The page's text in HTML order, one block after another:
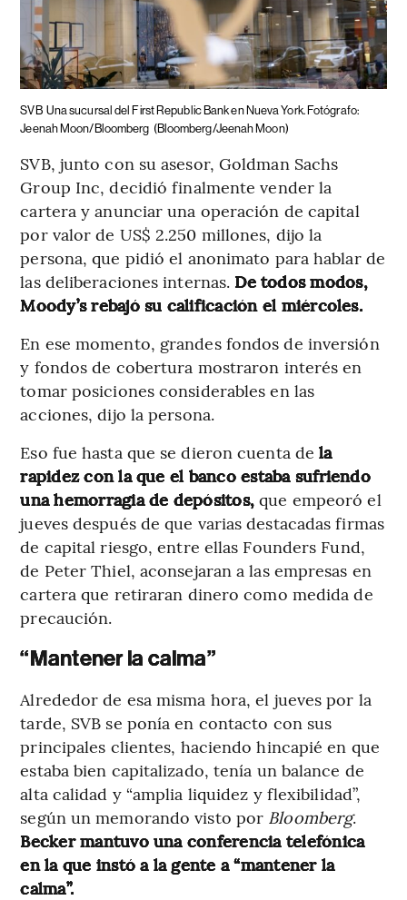
SVB Una sucursal del First Republic Bank en Nueva York. Fotógrafo:
Jeenah Moon/Bloomberg (Bloomberg/Jeenah Moon)
SVB, junto con su asesor, Goldman Sachs
Group Inc, decidió finalmente vender la
cartera y anunciar una operación de capital
por valor de US$ 2.250 millones, dijo la
persona, que pidió el anonimato para hablar de
las deliberaciones internas. De todos modos,
Moody’s rebajó su calificación el miércoles.
En ese momento, grandes fondos de inversión
y fondos de cobertura mostraron interés en
tomar posiciones considerables en las
acciones, dijo la persona.
Eso fue hasta que se dieron cuenta dela
rapidez con la que el banco estaba sufriendo
una hemorragia de depósitos, que empeoró el
jueves después de que varias destacadas firmas
de capital riesgo, entre ellas Founders Fund,
de Peter Thiel, aconsejaran a las empresas en
cartera que retiraran dinero como medida de
precaución.
“Mantener la calma”
Alrededor de esa misma hora, el jueves por la
tarde, SVB se ponía en contacto con sus
principales clientes, haciendo hincapié en que
estaba bien capitalizado, tenía un balance de
alta calidad y “amplia liquidez y flexibilidad”,
según un memorando visto por Bloomberg.
Becker mantuvo una conferencia telefónica
en la que instó a la gente a “mantener la
calma”.